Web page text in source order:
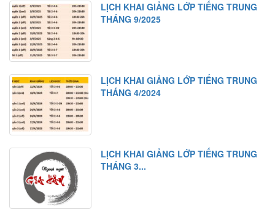
Luyện tập
Bài tập nghe hiểu
Bài 9
Từ mới
Chữ Hán
Ngữ pháp
Bài khóa
Luyện tập
Bài tập nghe hiểu
Bài 10
Từ mới
LỊCH KHAI GIẢNG LỚP TIẾNG TRUNG
THÁNG 9/2025
LỊCH KHAI GIẢNG LỚP TIẾNG TRUNG
THÁNG 4/2024
LỊCH KHAI GIẢNG LỚP TIẾNG TRUNG
THÁNG 3...